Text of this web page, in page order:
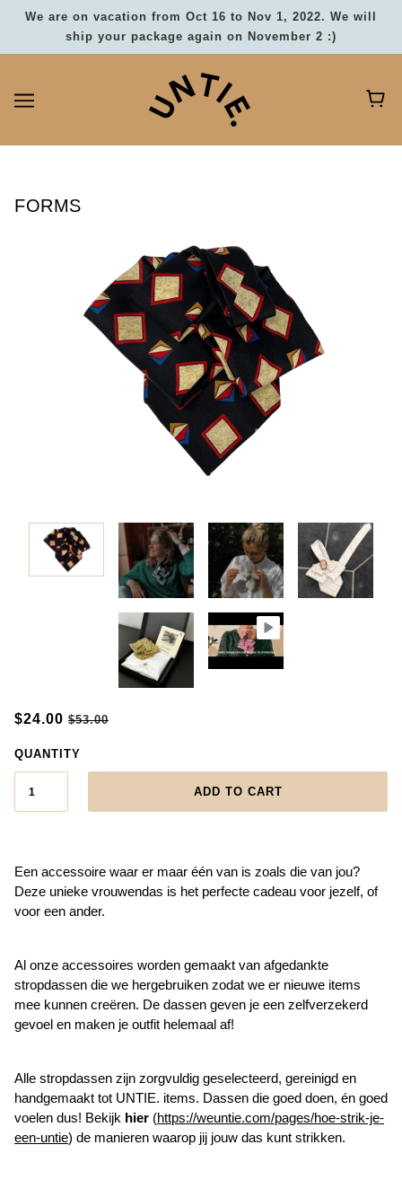
We are on vacation from Oct 16 to Nov 1, 2022. We will
ship your package again on November 2 :)
FORMS
$24.00 $53.00
QUANTITY
ADD TO CART
Een accessoire waar er maar één van is zoals die van jou?
Deze unieke vrouwendas is het perfecte cadeau voor jezelf, of
voor een ander.
Al onze accessoires worden gemaakt van afgedankte
stropdassen die we hergebruiken zodat we er nieuwe items
mee kunnen creëren. De dassen geven je een zelfverzekerd
gevoel en maken je outfit helemaal af!
Alle stropdassen zijn zorgvuldig geselecteerd, gereinigd en
handgemaakt tot UNTIE. items. Dassen die goed doen, én goed
voelen dus! Bekijk hier (https://weuntie.com/pages/hoe-strik-je-
een-untie) de manieren waarop jij jouw das kunt strikken.